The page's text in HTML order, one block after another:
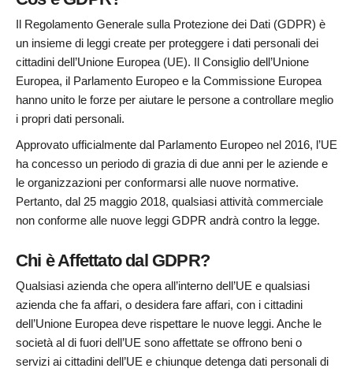
Il Regolamento Generale sulla Protezione dei Dati (GDPR) è
un insieme di leggi create per proteggere i dati personali dei
cittadini dell’Unione Europea (UE). Il Consiglio dell’Unione
Europea, il Parlamento Europeo e la Commissione Europea
hanno unito le forze per aiutare le persone a controllare meglio
i propri dati personali.
Approvato ufficialmente dal Parlamento Europeo nel 2016, l’UE
ha concesso un periodo di grazia di due anni per le aziende e
le organizzazioni per conformarsi alle nuove normative.
Pertanto, dal 25 maggio 2018, qualsiasi attività commerciale
non conforme alle nuove leggi GDPR andrà contro la legge.
Chi è Affettato dal GDPR?
Qualsiasi azienda che opera all’interno dell’UE e qualsiasi
azienda che fa affari, o desidera fare affari, con i cittadini
dell’Unione Europea deve rispettare le nuove leggi. Anche le
società al di fuori dell’UE sono affettate se offrono beni o
servizi ai cittadini dell’UE e chiunque detenga dati personali di